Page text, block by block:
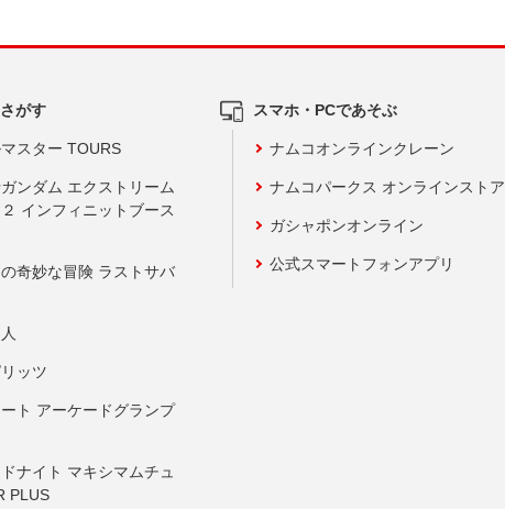
がす
スター TOURS
ンダム エクストリーム
インフィニットブース
奇妙な冒険 ラストサバ
ッツ
ト アーケードグランプ
ナイト マキシマムチュ
PLUS
スマホ・PCであそぶ
ナムコオンラインクレーン
ナムコパークス オンラインストア
ガシャポンオンライン
公式スマートフォンアプリ